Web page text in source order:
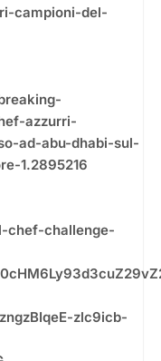
campioni-del-
azzurri-
ad-abu-dhabi-sul-
1.2895216
chef-challenge-
zlc9icb-